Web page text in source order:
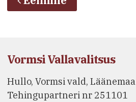
Vormsi Vallavalitsus
Hullo, Vormsi vald, Läänemaa
Tehingupartneri nr 251101